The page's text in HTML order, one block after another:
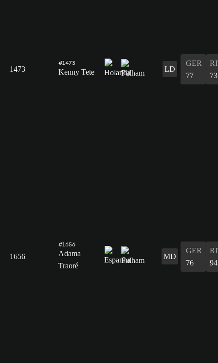
1473
#1473
Kenny Tete LD
GER
77
73
1656
#1656
Adama
Traoré
MD
GER
76
94